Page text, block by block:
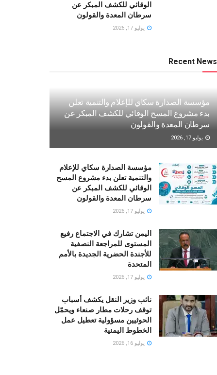
الوقائي للكشف المبكر عن
سرطان المعدة والقولون
يوليو 17, 2026
Recent News
مؤسسة الصدارة سكاي للإعلام والتنمية تعلن
بدء مشروع المسح الوقائي للكشف المبكر عن
سرطان المعدة والقولون
يوليو 17, 2026
مؤسسة الصدارة سكاي للإعلام
والتنمية تعلن بدء مشروع المسح
الوقائي للكشف المبكر عن
سرطان المعدة والقولون
يوليو 17, 2026
اليمن تشارك في الاجتماع رفيع
المستوى للمراجعة النصفية
للأجندة الحضرية الجديدة بالأمم
المتحدة
يوليو 17, 2026
نائب وزير النقل يكشف أسباب
توقف رحلات مطار صنعاء ويحمّل
الحوثيين مسؤولية تعطيل عمل
الخطوط اليمنية
يوليو 16, 2026